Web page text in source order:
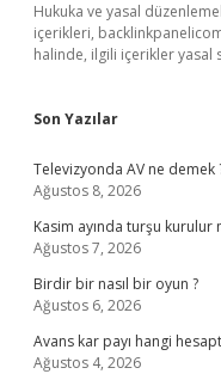
Hukuka ve yasal
içerikleri,
halinde, ilgili içerikler yasal
Son Yazılar
Televizyonda AV ne demek
Ağustos 8, 2026
Kasim ayında turşu kurulur
Ağustos 7, 2026
Birdir bir nasıl bir oyun ?
Ağustos 6, 2026
Avans kar payı hangi
Ağustos 4, 2026